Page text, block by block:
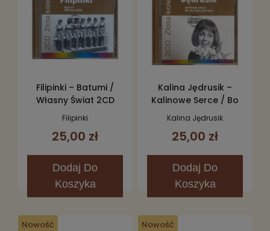
Filipinki – Batumi /
Własny Świat 2CD
Filipinki
25,00 zł
Dodaj Do
Koszyka
Kalina Jędrusik –
Kalinowe Serce / Bo
We Mnie Jest Seks
2CD
Kalina Jędrusik
25,00 zł
Dodaj Do
Koszyka
Nowość Nowość